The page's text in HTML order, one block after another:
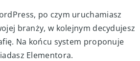
po czym uruchamiasz
branży, w kolejnym decydujesz
Na końcu system proponuje
Elementora.